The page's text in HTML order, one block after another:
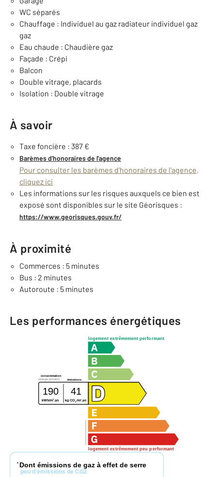
WC séparés
Chauffage : Individuel au gaz radiateur individuel gaz
gaz
Eau chaude : Chaudière gaz
Façade : Crépi
Balcon
Double vitrage, placards
Isolation : Double vitrage
À savoir
Taxe foncière : 387 €
Barèmes d'honoraires de l'agence
Pour consulter les barèmes d'honoraires de l'agence,
cliquez ici
Les informations sur les risques auxquels ce bien est
exposé sont disponibles sur le site Géorisques :
https://www.georisques.gouv.fr/
À proximité
Commerces : 5 minutes
Bus : 2 minutes
Autoroute : 5 minutes
Les performances énergétiques
logement extrêmement performant
logement extrêmement peu performant
consommation
émissions
(énergie primaire)
190 41
kWh/m2.an kg CO2 /m2 .an
* Dont émissions de gaz à effet de serre
peu d'émissions de CO2